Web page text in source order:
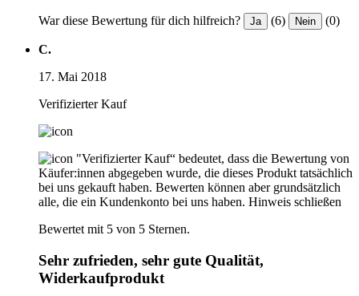
War diese Bewertung für dich hilfreich? Ja (6) Nein (0)
C.
17. Mai 2018
Verifizierter Kauf
"Verifizierter Kauf“ bedeutet, dass die Bewertung von
Käufer:innen abgegeben wurde, die dieses Produkt tatsächlich
bei uns gekauft haben. Bewerten können aber grundsätzlich
alle, die ein Kundenkonto bei uns haben. Hinweis schließen
Bewertet mit 5 von 5 Sternen.
Sehr zufrieden, sehr gute Qualität,
Widerkaufprodukt